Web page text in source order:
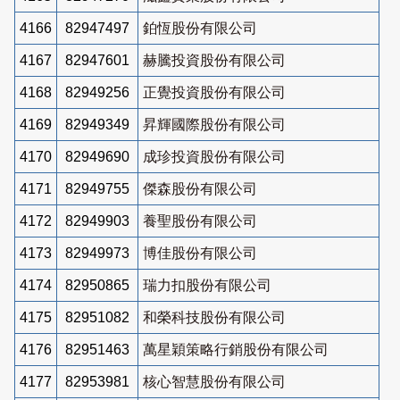
4166 82947497 鉑恆股份有限公司
4167 82947601 赫騰投資股份有限公司
4168 82949256 正覺投資股份有限公司
4169 82949349 昇輝國際股份有限公司
4170 82949690 成珍投資股份有限公司
4171 82949755 傑森股份有限公司
4172 82949903 養聖股份有限公司
4173 82949973 博佳股份有限公司
4174 82950865 瑞力扣股份有限公司
4175 82951082 和榮科技股份有限公司
4176 82951463 萬星穎策略行銷股份有限公司
4177 82953981 核心智慧股份有限公司